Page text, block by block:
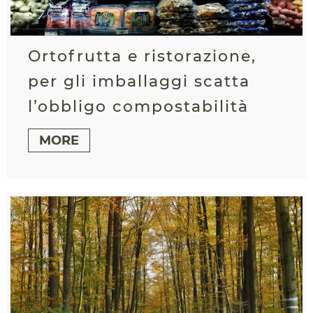
Ortofrutta e ristorazione,
per gli imballaggi scatta
l’obbligo compostabilità
MORE